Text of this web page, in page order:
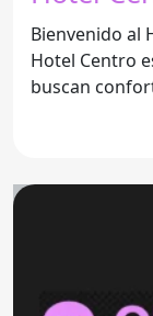
Bienvenido al
Hotel Centro
buscan